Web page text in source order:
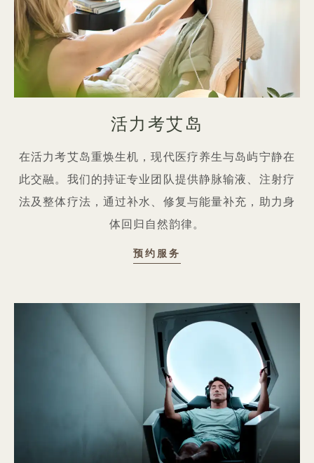
活力考艾岛
在活力考艾岛重焕生机，现代医疗养生与岛屿宁静在
此交融。我们的持证专业团队提供静脉输液、注射疗
法及整体疗法，通过补水、修复与能量补充，助力身
体回归自然韵律。
预约服务